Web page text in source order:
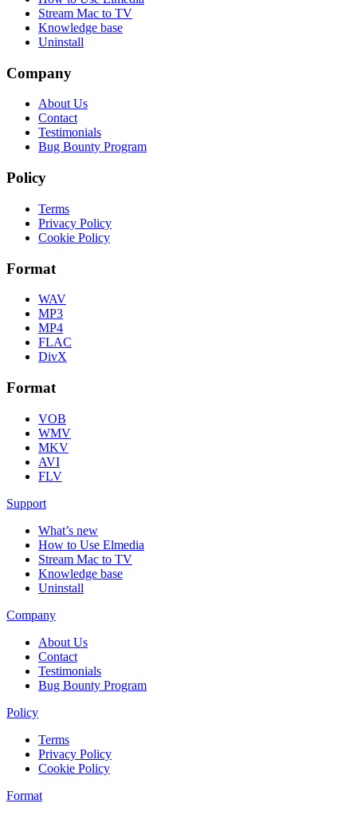
Stream Mac to TV
Knowledge base
Uninstall
Company
About Us
Contact
Testimonials
Bug Bounty Program
Policy
Terms
Privacy Policy
Cookie Policy
Format
WAV
MP3
MP4
FLAC
DivX
Format
VOB
WMV
MKV
AVI
FLV
Support
What’s new
How to Use Elmedia
Stream Mac to TV
Knowledge base
Uninstall
Company
About Us
Contact
Testimonials
Bug Bounty Program
Policy
Terms
Privacy Policy
Cookie Policy
Format